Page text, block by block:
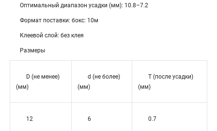
Оптимальный диапазон усадки (мм): 10.8–7.2
Формат поставки: бокс: 10м
Клеевой слой: без клея
Размеры
D (не менее)
(мм)
d (не более)
(мм)
T (после усадки)
(мм)
12 6 0.7